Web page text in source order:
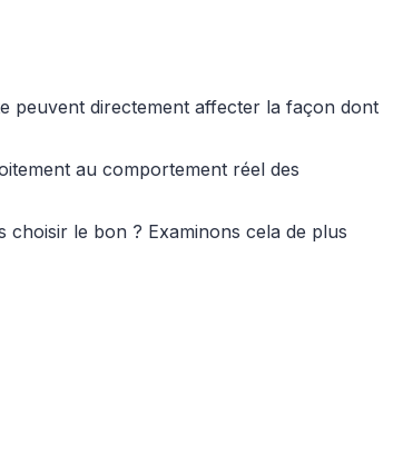
peuvent directement affecter la façon dont
au comportement réel des
le bon ? Examinons cela de plus